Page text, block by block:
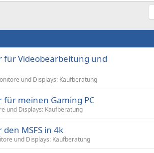
für Videobearbeitung und
und Displays: Kaufberatung
meinen Gaming PC
und Displays: Kaufberatung
MSFS in 4k
und Displays: Kaufberatung